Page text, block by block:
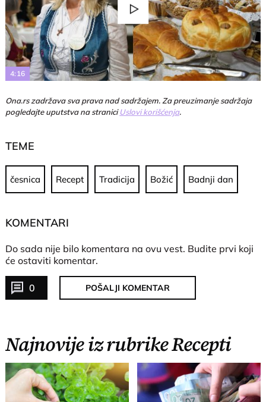
Play
Video
4:16
Ona.rs zadržava sva prava nad sadržajem. Za preuzimanje sadržaja
pogledajte uputstva na straniciUslovi korišćenja.
TEME
česnica Recept Tradicija Božić Badnji dan
KOMENTARI
Do sada nije bilo komentara na ovu vest. Budite prvi koji
će ostaviti komentar.
0 POŠALJI KOMENTAR
Najnovije iz rubrike Recepti